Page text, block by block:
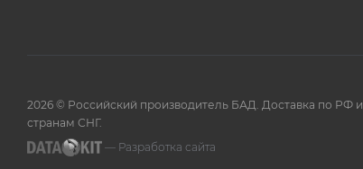
2026 © Российский производитель БАД. Доставка по РФ и
странам СНГ.
— Разработка сайта